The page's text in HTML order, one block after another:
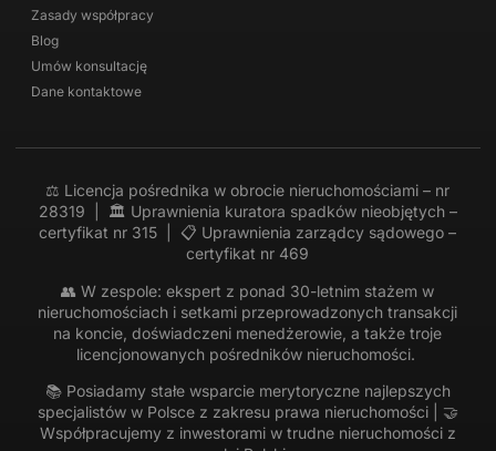
Zasady współpracy
Blog
Umów konsultację
Dane kontaktowe
⚖️ Licencja pośrednika w obrocie nieruchomościami – nr
28319 | 🏛 Uprawnienia kuratora spadków nieobjętych –
certyfikat nr 315 | 📋 Uprawnienia zarządcy sądowego –
certyfikat nr 469
👥 W zespole: ekspert z ponad 30-letnim stażem w
nieruchomościach i setkami przeprowadzonych transakcji
na koncie, doświadczeni menedżerowie, a także troje
licencjonowanych pośredników nieruchomości.
📚 Posiadamy stałe wsparcie merytoryczne najlepszych
specjalistów w Polsce z zakresu prawa nieruchomości | 🤝
Współpracujemy z inwestorami w trudne nieruchomości z